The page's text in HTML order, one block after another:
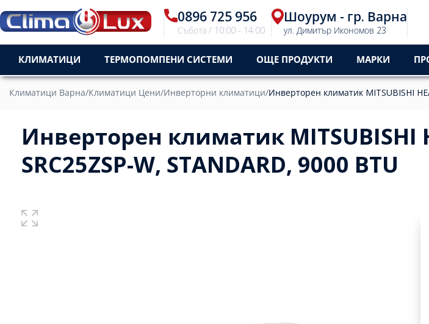
0896 725 956
Събота / 10:00 - 14:00
Шоурум - гр. Варна
ул. Димитър Икономов 23
КЛИМАТИЦИ ТЕРМОПОМПЕНИ СИСТЕМИ ОЩЕ ПРОДУКТИ МАРКИ
Климатици Варна/Климатици Цени/Инверторни климатици/Инверторен климатик MITSUBISHI
Инверторен климатик MITSUBISHI
SRC25ZSP-W, STANDARD, 9000 BTU